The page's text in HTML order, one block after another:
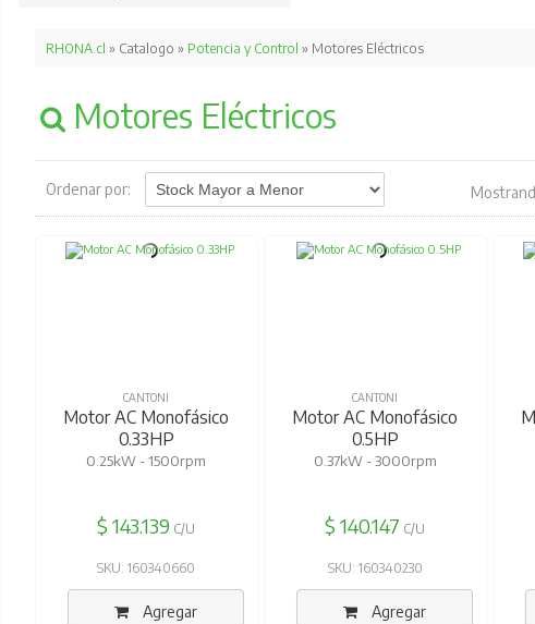
RHONA.cl » Catalogo » Potencia y Control » Motores Eléctricos
Motores Eléctricos
Ordenar por:
CANTONI
Motor AC Monofásico
0.33HP
0.25kW - 1500rpm
$ 143.139 C/U
SKU: 160340660
Agregar
CANTONI
Motor AC Monofásico
0.5HP
0.37kW - 3000rpm
$ 140.147 C/U
SKU: 160340230
Agregar